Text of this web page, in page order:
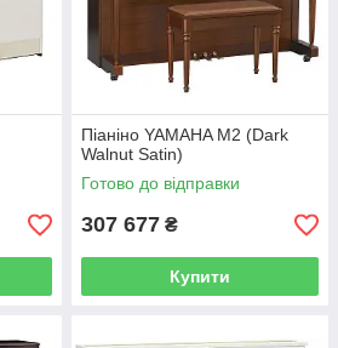
Піаніно YAMAHA M2 (Dark
Walnut Satin)
Готово до відправки
307 677 ₴
Купити